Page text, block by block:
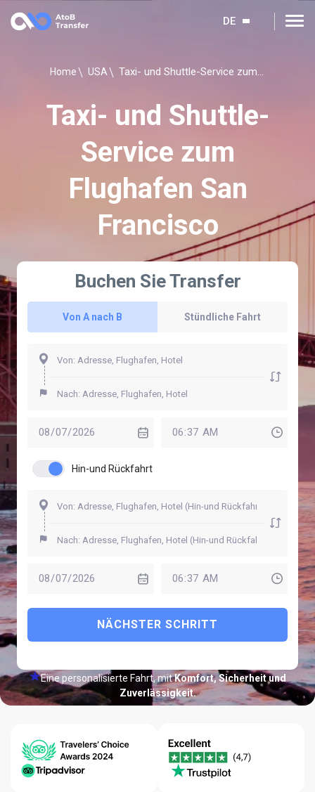
DE
Home USA Taxi- und Shuttle-Service zum Flughafen San Francisco
Taxi- und Shuttle-
Service zum
Flughafen San
Francisco
Buchen Sie Transfer
Von A nach B Stündliche Fahrt
Hin-und Rückfahrt
NÄCHSTER SCHRITT
Eine personalisierte Fahrt, mitKomfort, Sicherheit und
Zuverlässigkeit.
Center
Garantie